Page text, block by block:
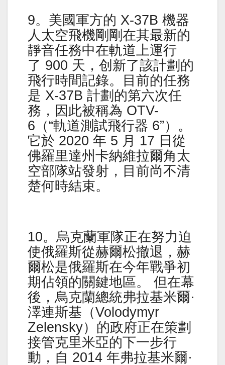
9。美國軍方的 X-37B 機器
人太空飛機剛剛在其最新的
靜音任務中在軌道上運行
了 900 天，创新了該計劃的
飛行時間記錄。目前的任務
是 X-37B 計劃的第六次任
務，因此被稱為 OTV-
6（“軌道測試飛行器 6”）。
它於 2020 年 5 月 17 日從
佛羅里達州卡納維拉爾角太
空部隊站發射，目前尚不清
楚何時結束。
10。烏克蘭軍隊正在努力迫
使俄羅斯從赫爾松撤退，赫
爾松是俄羅斯在今年戰爭初
期佔領的關鍵地區。 但在幕
後，烏克蘭總統弗拉基米爾·
澤連斯基（Volodymyr
Zelensky）的政府正在策劃
接管克里米亞的下一步行
動，自 2014 年弗拉基米爾·